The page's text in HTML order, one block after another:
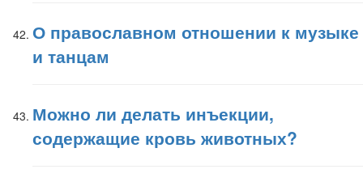
О православном отношении к музыке
и танцам
Можно ли делать инъекции,
содержащие кровь животных?